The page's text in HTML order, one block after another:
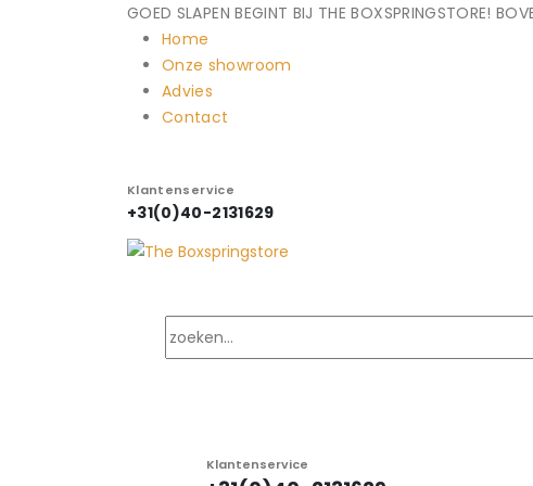
GOED SLAPEN BEGINT BIJ THE BOXSPRINGSTORE!
Home
Onze showroom
Advies
Contact
Klantenservice
+31(0)40-2131629
Klantenservice